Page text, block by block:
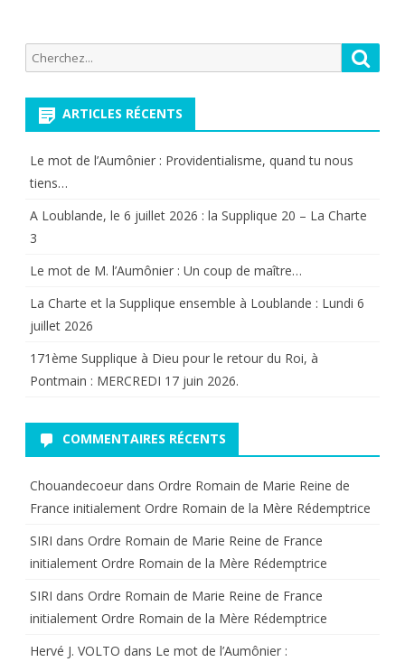
Recherche
pour:
ARTICLES RÉCENTS
Le mot de l’Aumônier : Providentialisme, quand tu nous
tiens…
A Loublande, le 6 juillet 2026 : la Supplique 20 – La Charte
3
Le mot de M. l’Aumônier : Un coup de maître…
La Charte et la Supplique ensemble à Loublande : Lundi 6
juillet 2026
171ème Supplique à Dieu pour le retour du Roi, à
Pontmain : MERCREDI 17 juin 2026.
COMMENTAIRES RÉCENTS
Chouandecoeur dans Ordre Romain de Marie Reine de
France initialement Ordre Romain de la Mère Rédemptrice
SIRI dans Ordre Romain de Marie Reine de France
initialement Ordre Romain de la Mère Rédemptrice
SIRI dans Ordre Romain de Marie Reine de France
initialement Ordre Romain de la Mère Rédemptrice
Hervé J. VOLTO dans Le mot de l’Aumônier :